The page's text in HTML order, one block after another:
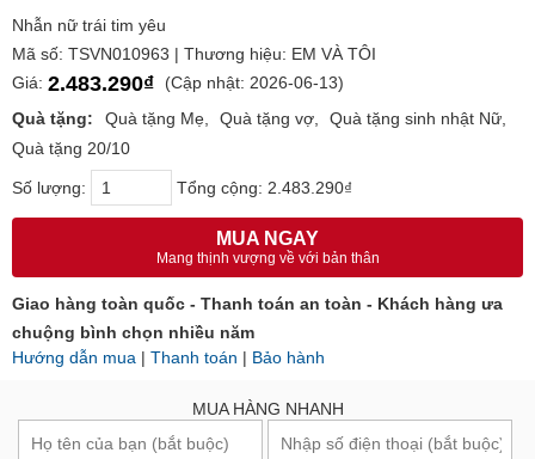
Nhẫn nữ trái tim yêu
Mã số: TSVN010963 | Thương hiệu: EM VÀ TÔI
Giá: 2.483.290₫
(Cập nhật: 2026-06-13)
Quà tặng:
Quà tặng Mẹ Quà tặng vợ
Quà tặng sinh nhật Nữ
Quà tặng 20/10
Số lượng: Tổng cộng: 2.483.290₫
MUA NGAY
Mang thịnh vượng về với bản thân
Giao hàng toàn quốc - Thanh toán an toàn - Khách hàng ưa
chuộng bình chọn nhiều năm
Hướng dẫn mua | Thanh toán | Bảo hành
MUA HÀNG NHANH